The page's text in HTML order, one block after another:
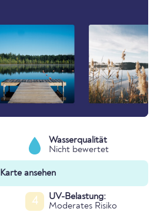
Wasserqualität
Nicht bewertet
Karte ansehen
4
UV-Belastung:
Moderates Risiko